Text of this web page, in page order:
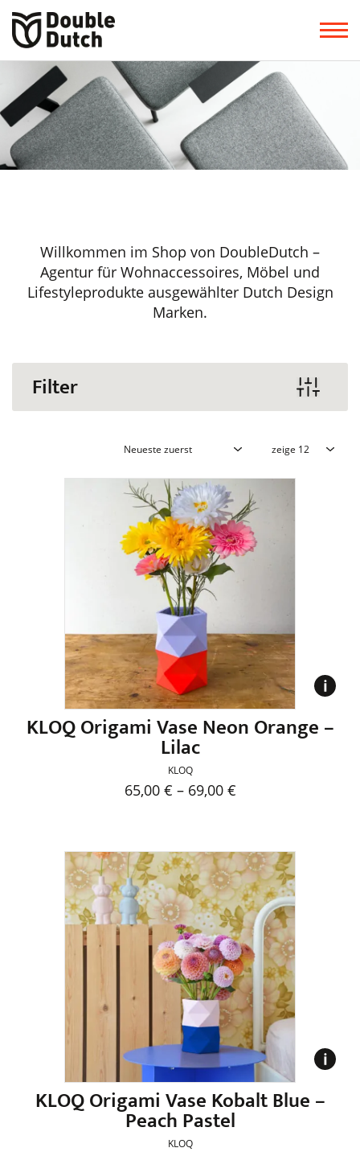
Willkommen im Shop von DoubleDutch –
Agentur für Wohnaccessoires, Möbel und
Lifestyleprodukte ausgewählter Dutch Design
Marken.
Filter
KLOQ Origami Vase Neon Orange –
Lilac
KLOQ
65,00 € – 69,00 €
weist
mehrere
Varianten
auf.
Die
Optionen
können
auf
der
Produktseite
gewählt
werden
KLOQ Origami Vase Kobalt Blue –
Peach Pastel
KLOQ